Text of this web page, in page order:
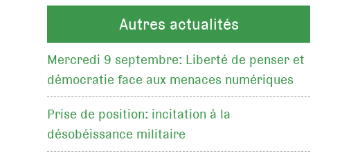
Autres actualités
Mercredi 9 septembre: Liberté de penser et
démocratie face aux menaces numériques
Prise de position: incitation à la
désobéissance militaire